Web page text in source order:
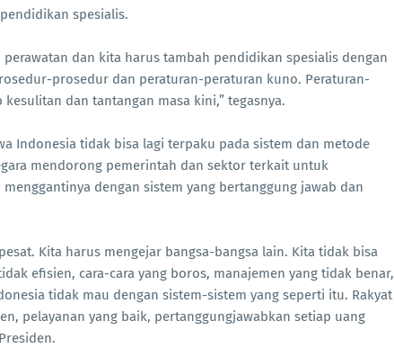
spesialis.
dan kita harus tambah pendidikan spesialis dengan
prosedur dan peraturan-peraturan kuno. Peraturan-
dan tantangan masa kini,” tegasnya.
Indonesia tidak bisa lagi terpaku pada sistem dan metode
mendorong pemerintah dan sektor terkait untuk
dengan sistem yang bertanggung jawab dan
Kita harus mengejar bangsa-bangsa lain. Kita tidak bisa
efisien, cara-cara yang boros, manajemen yang tidak benar,
tidak mau dengan sistem-sistem yang seperti itu. Rakyat
pelayanan yang baik, pertanggungjawabkan setiap uang